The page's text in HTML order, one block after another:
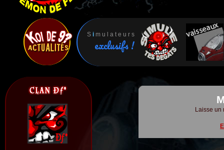
S i m u l a t e u r s
exclusifs !
Laisse un